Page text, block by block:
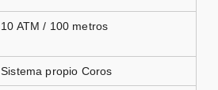
10 ATM / 100 metros
Sistema propio Coros